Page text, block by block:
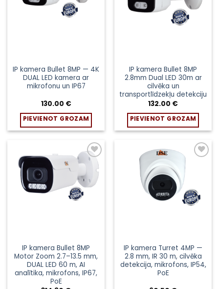
IP kamera Bullet 8MP — 4K
DUAL LED kamera ar
mikrofonu un IP67
130.00 €
PIEVIENOT GROZAM
IP kamera Bullet 8MP
2.8mm Dual LED 30m ar
cilvēka un
transportlīdzekļu detekciju
132.00 €
PIEVIENOT GROZAM
Pievienot
sarakstam
IP kamera Bullet 8MP
Motor Zoom 2.7–13.5 mm,
DUAL LED 60 m, AI
analītika, mikrofons, IP67,
PoE
Pievienot
sarakstam
IP kamera Turret 4MP —
2.8 mm, IR 30 m, cilvēka
detekcija, mikrofons, IP54,
PoE